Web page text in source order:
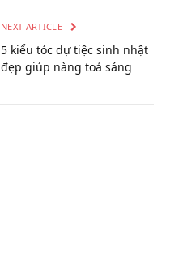
NEXT ARTICLE
5 kiểu tóc dự tiệc sinh nhật
đẹp giúp nàng toả sáng